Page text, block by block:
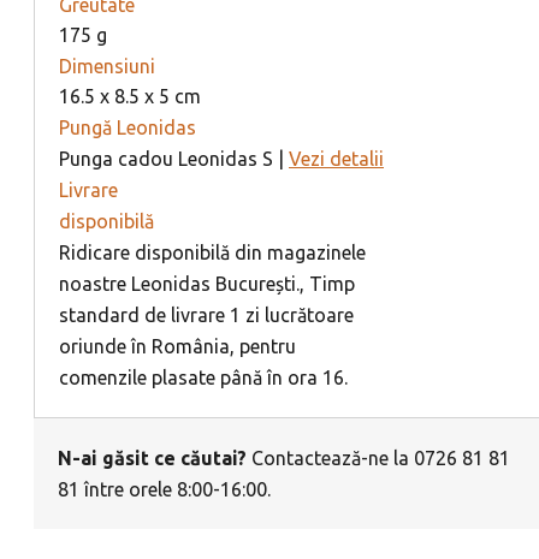
Greutate
175 g
Dimensiuni
16.5 x 8.5 x 5 cm
Pungă Leonidas
Punga cadou Leonidas S | Vezi detalii
Livrare
disponibilă
Ridicare disponibilă din magazinele
noastre Leonidas București., Timp
standard de livrare 1 zi lucrătoare
oriunde în România, pentru
comenzile plasate până în ora 16.
N-ai găsit ce căutai? Contactează-ne la 0726 81 81
81 între orele 8:00-16:00.